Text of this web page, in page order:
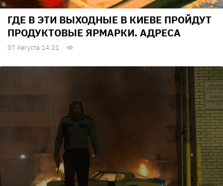
ГДЕ В ЭТИ ВЫХОДНЫЕ В КИЕВЕ ПРОЙДУТ
ПРОДУКТОВЫЕ ЯРМАРКИ. АДРЕСА
07 Августа 14:21